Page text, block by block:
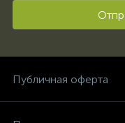
Публичная оферта